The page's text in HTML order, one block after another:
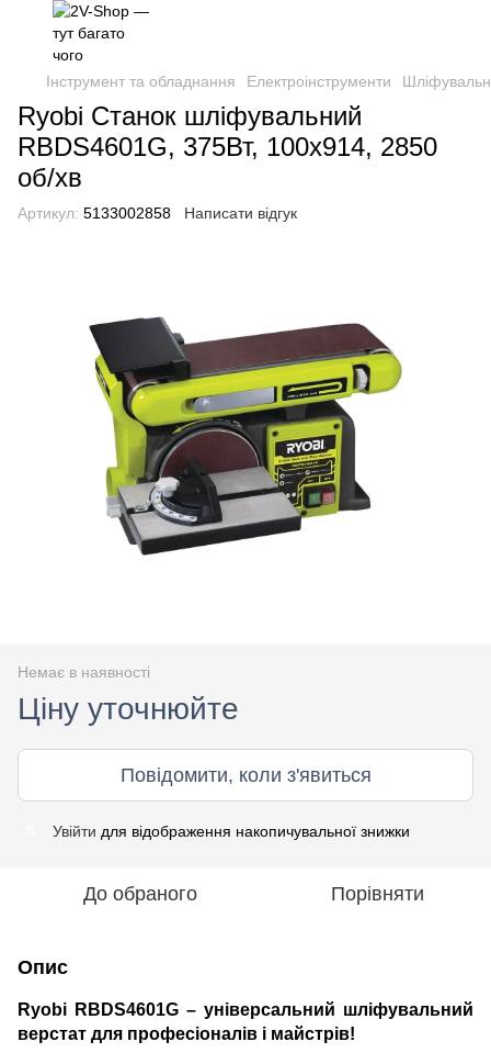
Інструмент та обладнання Електроінструменти
Ryobi Станок шліфувальний
RBDS4601G, 375Вт, 100х914, 2850
об/хв
Артикул: 5133002858 Написати відгук
Немає в наявності
Ціну уточнюйте
Повідомити, коли з'явиться
Увійти для відображення накопичувальної знижки
До обраного Порівняти
Опис
Ryobi RBDS4601G – універсальний шліфувальний
верстат для професіоналів і майстрів!